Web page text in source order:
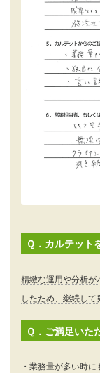
Ｑ．カルテット
精緻な運用や分析
したため、継続して
Ｑ．ご満足いた
・業務量が多い時